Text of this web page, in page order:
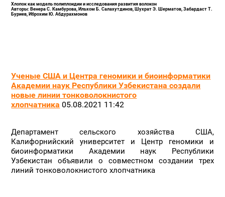
Хлопок как модель полиплоидии и исследования развития волокон
Авторы: Венера С. Камбурова, Ильхом Б. Салахутдинов, Шухрат Э. Шерматов, Забардаст Т.
Буриев, Иброхим Ю. Абдурахмонов
Ученые США и Центра геномики и биоинформатики
Академии наук Республики Узбекистана создали
новые линии тонковолокнистого
хлопчатника 05.08.2021 11:42
Департамент сельского хозяйства США,
Калифорнийский университет и Центр геномики и
биоинформатики Академии наук Республики
Узбекистан объявили о совместном создании трех
линий тонковолокнистого хлопчатника